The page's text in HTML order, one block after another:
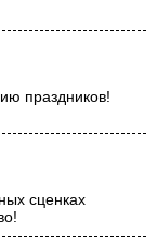
праздников!
сценках